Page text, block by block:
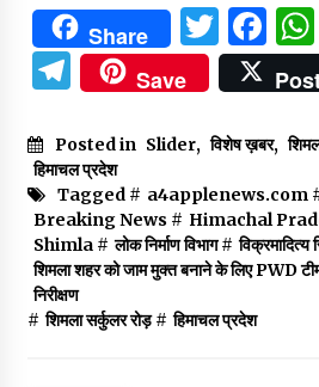
Share
Telegram
Save
Posted in Slider, विशेष ख़बर,
हिमाचल प्रदेश
Tagged # a4applenews.com
Breaking News # Himachal
Shimla# लोक निर्माण विभाग# विक्रमादित्य
शिमला शहर को जाम मुक्त बनाने के लिए PWD
निरीक्षण
# शिमला सर्कुलर रोड़# हिमाचल प्रदेश